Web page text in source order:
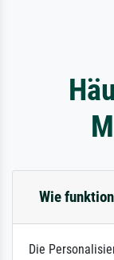
Wie
Die